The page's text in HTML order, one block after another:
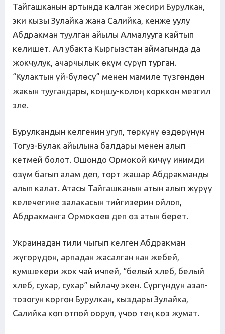
Тайгашканын артында калган жесири Бурулкан,
эки кызы Зулайка жана Салийка, кенже уулу
Абдракман туулган айылы Алмалууга кайтып
келишет. Ал убакта Кыргызстан аймагында да
жокчулук, ачарчылык өкүм сүрүп турган.
“Кулактын үй-бүлөсү” менен мамиле түзгөндөн
жакын туугандары, коңшу-колоң корккон мезгил
эле.
Бурулкандын келгенин угуп, төркүнү өздөрүнүн
Тогуз-Булак айылына балдары менен алып
кетмей болот. Ошондо Ормокой кичүү инимди
өзүм багып алам деп, төрт жашар Абдракманды
алып калат. Атасы Тайгашканын атын алып жүрүү
келечегине залакасын тийгизерин ойлоп,
Абдракманга Ормокоев деп өз атын берет.
Украинадан тили чыгып келген Абдракман
жүгөрүдөн, арпадан жасалган нан жебей,
кумшекери жок чай ичпей, “белый хлеб, белый
хлеб, сухар, сухар” ыйлачу экен. Сүргүндүн азап-
тозогун көргөн Бурулкан, кыздары Зулайка,
Салийка көп өтпөй ооруп, үчөө тең көз жумат.